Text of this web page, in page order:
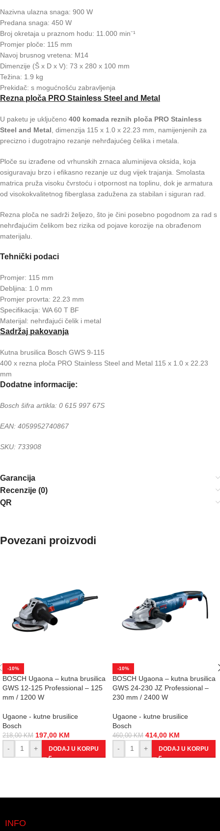
Nazivna ulazna snaga: 900 W
Predana snaga: 450 W
Broj okretaja u praznom hodu: 11.000 min⁻¹
Promjer ploče: 115 mm
Navoj brusnog vretena: M14
Dimenzije (Š x D x V): 73 x 280 x 100 mm
Težina: 1.9 kg
Prekidač: s mogućnošću zabravljenja
Rezna ploča PRO Stainless Steel and Metal
U paketu je uključeno 400 komada reznih ploča PRO Stainless
Steel and Metal , dimenzija 115 x 1.0 x 22.23 mm, namijenjenih za
precizno i dugotrajno rezanje nehrđajućeg čelika i metala.
Ploče su izrađene od vrhunskih zrnaca aluminijeva oksida, koja
osiguravaju brzo i efikasno rezanje uz dug vijek trajanja. Smolasta
matrica pruža visoku čvrstoću i otpornost na toplinu, dok je armatura
od visokokvalitetnog fiberglasa zadužena za stabilan i siguran rad.
Rezna ploča ne sadrži željezo, što je čini posebno pogodnom za rad s
nehrđajućim čelikom bez rizika od pojave korozije na obrađenom
materijalu.
Tehnički podaci
Promjer: 115 mm
Debljina: 1.0 mm
Promjer provrta: 22.23 mm
Specifikacija: WA 60 T BF
Materijal: nehrđajući čelik i metal
Sadržaj pakovanja
Kutna brusilica Bosch GWS 9-115
400 x rezna ploča PRO Stainless Steel and Metal 115 x 1.0 x 22.23
mm
Dodatne informacije:
Bosch šifra artikla: 0 615 997 67S
EAN: 4059952740867
SKU: 733908
Garancija
Recenzije (0)
QR
Povezani proizvodi
-10%
BOSCH Ugaona – kutna brusilica
GWS 12-125 Professional – 125
mm / 1200 W
Ugaone - kutne brusilice
Bosch
218,00KM 197,00 KM
-
+ DODAJ U KORPU
-10%
BOSCH Ugaona – kutna brusilica
GWS 24-230 JZ Professional –
230 mm / 2400 W
Ugaone - kutne brusilice
Bosch
460,00KM 414,00 KM
-
+ DODAJ U KORPU
INFO